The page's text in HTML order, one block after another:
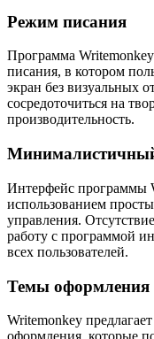
Режим писания
Программа
писания, в котором
экран без визуальных
сосредоточиться на
производительность.
Интерфейс программы
использованием
управления.
работу с программой
всех пользователей.
Темы оформления
Writemonkey